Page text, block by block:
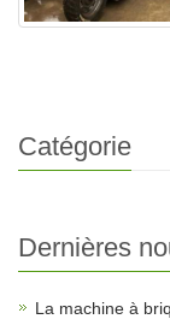
Catégorie
Dernières
La machine à